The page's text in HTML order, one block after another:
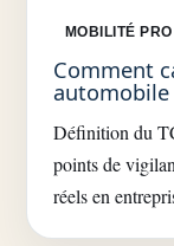
MOBILITÉ PRO
Comment
automobile
Définition du
points de
réels en